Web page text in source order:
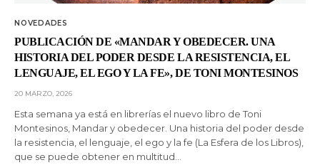
NOVEDADES
PUBLICACIÓN DE «MANDAR Y OBEDECER. UNA
HISTORIA DEL PODER DESDE LA RESISTENCIA, EL
LENGUAJE, EL EGO Y LA FE», DE TONI MONTESINOS
20 MARZO, 2026
Esta semana ya está en librerías el nuevo libro de Toni
Montesinos, Mandar y obedecer. Una historia del poder desde
la resistencia, el lenguaje, el ego y la fe (La Esfera de los Libros),
que se puede obtener en multitud…